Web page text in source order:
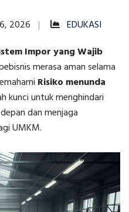
2026
EDUKASI
Impor yang Wajib
merasa aman selama
Risiko menunda
kunci untuk menghindari
dan menjaga
UMKM.